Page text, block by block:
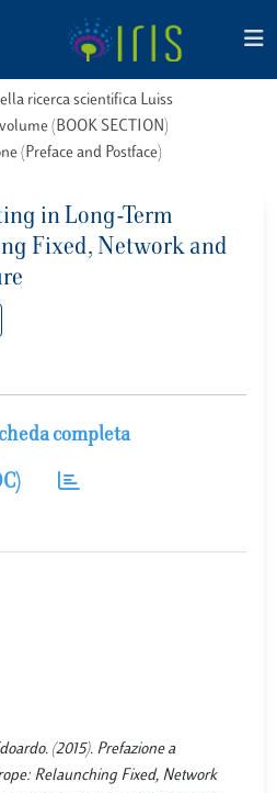
ricerca scientifica Luiss
(BOOK SECTION)
(Preface and Postface)
in Long-Term
Fixed, Network and
completa
(2015). Prefazione a
Relaunching Fixed, Network